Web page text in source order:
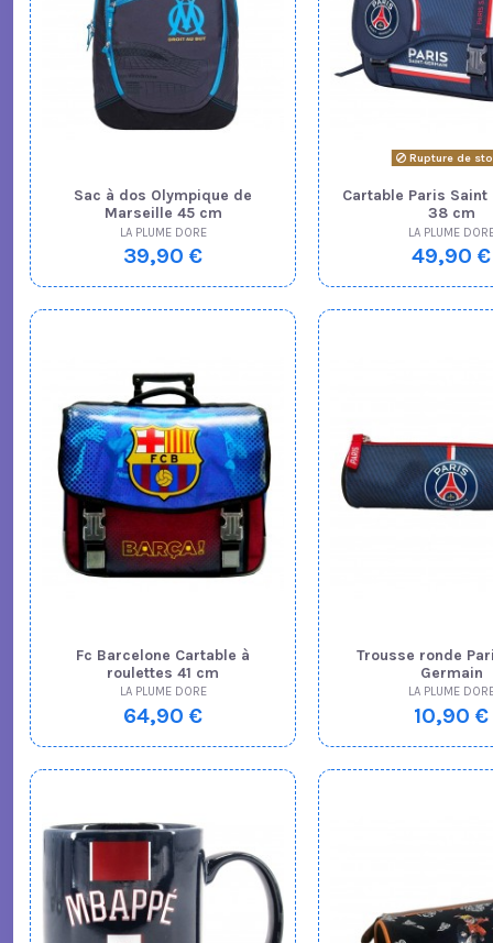
Sac à dos Olympique de
Marseille 45 cm
LA PLUME DORE
39,90 €
Rupture de
Cartable Paris Saint
38 cm
LA PLUME
49,90 €
Fc Barcelone Cartable à
roulettes 41 cm
LA PLUME DORE
64,90 €
Trousse ronde
Germain
LA PLUME
10,90 €